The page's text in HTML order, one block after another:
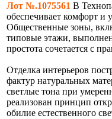
Лот №.1075561 В
обеспечивает комфорт и
Общественные зоны,
типовые этажи,
простота сочетается с
Отделка интерьеров
фактур натуральных
светлые тона при
реализован принцип
обилие естественного